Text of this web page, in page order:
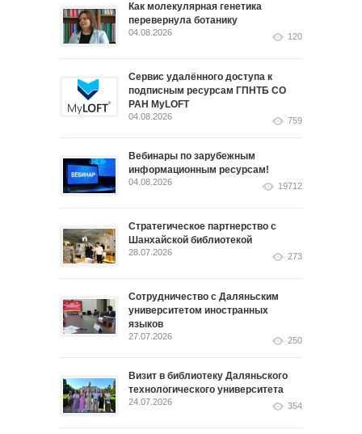
Как молекулярная генетика
перевернула ботанику
04.08.2026 120
Сервис удалённого доступа к
подписным ресурсам ГПНТБ СО
РАН MyLOFT
04.08.2026 759
Вебинары по зарубежным
информационным ресурсам!
04.08.2026 19712
Стратегическое партнерство с
Шанхайской библиотекой
28.07.2026 273
Сотрудничество с Даляньским
университетом иностранных
языков
27.07.2026 250
Визит в библиотеку Даляньского
технологического университета
24.07.2026 354